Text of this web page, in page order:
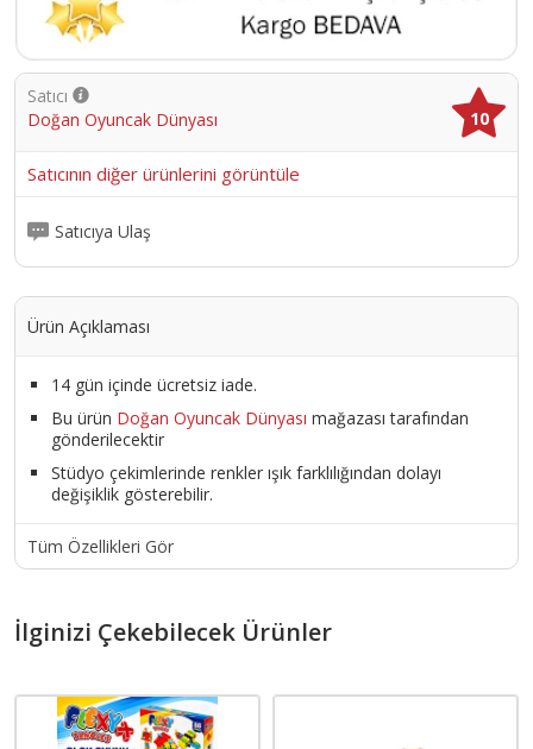
Satıcı
Doğan Oyuncak Dünyası
10
Satıcının diğer ürünlerini görüntüle
Satıcıya Ulaş
Ürün Açıklaması
14 gün içinde ücretsiz iade.
Bu ürün Doğan Oyuncak Dünyası mağazası tarafından
gönderilecektir
Stüdyo çekimlerinde renkler ışık farklılığından dolayı
değişiklik gösterebilir.
Tüm Özellikleri Gör
İlginizi Çekebilecek Ürünler